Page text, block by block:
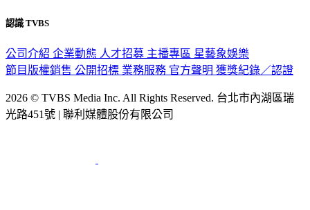
認識 TVBS
公司介紹 企業動態 人才招募 主播專區 星藝象娛樂
節目版權銷售 公開招標 業務服務 官方聲明 獲獎紀錄／認證
2026 © TVBS Media Inc. All Rights Reserved. 台北市內湖區瑞
光路451號 | 聯利媒體股份有限公司